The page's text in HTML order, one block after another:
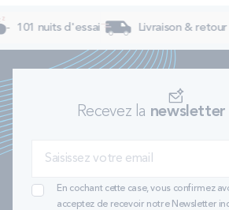
101 nuits d'essai Livraison &
Recevez la
En cochant cette case, vous confirmez
acceptez de recevoir notre Newsletter